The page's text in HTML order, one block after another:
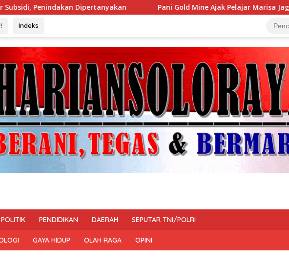
Pani Gold Mine Ajak Pelajar Marisa Jaga Kelestarian Lingkungan
Indeks
POLITIK PENDIDIKAN DAERAH SEPUTAR TNI/POLRI
GAYA HIDUP OLAH RAGA OPINI